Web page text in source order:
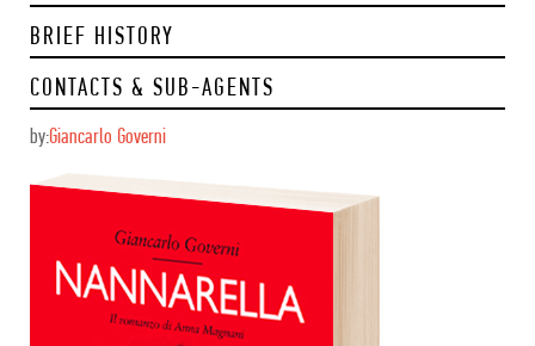
BRIEF HISTORY
CONTACTS & SUB-AGENTS
by:Giancarlo Governi